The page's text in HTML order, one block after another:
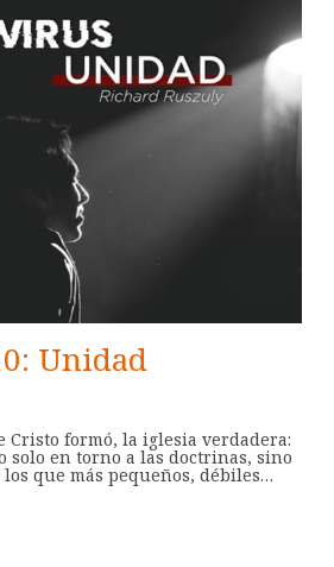
Unidad
Cristo formó, la iglesia verdadera:
solo en torno a las doctrinas, sino
que más pequeños, débiles…